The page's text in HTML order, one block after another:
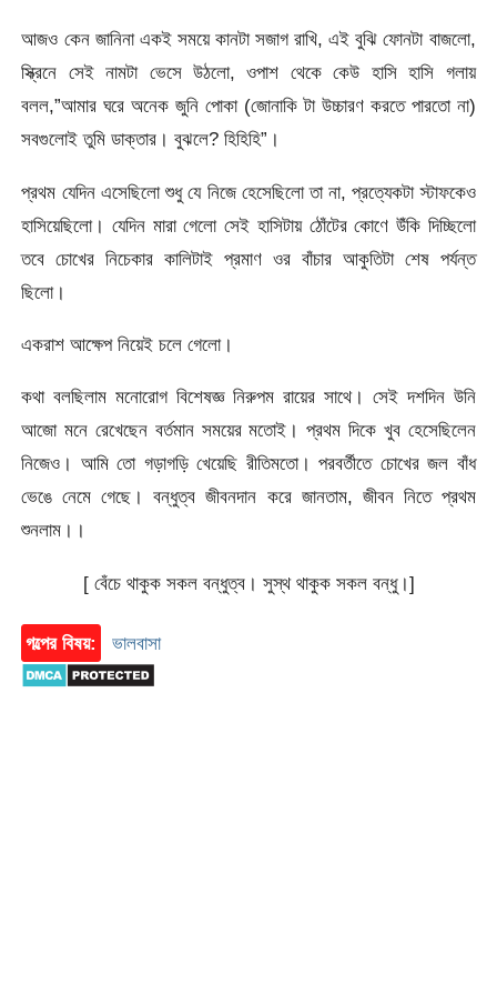
আজও কেন জানিনা একই সময়ে কানটা সজাগ রাখি, এই বুঝি ফোনটা বাজলো,
স্ক্রিনে সেই নামটা ভেসে উঠলো, ওপাশ থেকে কেউ হাসি হাসি গলায়
বলল,”আমার ঘরে অনেক জুনি পোকা (জোনাকি টা উচ্চারণ করতে পারতো না)
সবগুলোই তুমি ডাক্তার। বুঝলে? হিহিহি”।
প্রথম যেদিন এসেছিলো শুধু যে নিজে হেসেছিলো তা না, প্রত্যেকটা স্টাফকেও
হাসিয়েছিলো। যেদিন মারা গেলো সেই হাসিটায় ঠোঁটের কোণে উঁকি দিচ্ছিলো
তবে চোখের নিচেকার কালিটাই প্রমাণ ওর বাঁচার আকুতিটা শেষ পর্যন্ত
ছিলো।
একরাশ আক্ষেপ নিয়েই চলে গেলো।
কথা বলছিলাম মনোরোগ বিশেষজ্ঞ নিরুপম রায়ের সাথে। সেই দশদিন উনি
আজো মনে রেখেছেন বর্তমান সময়ের মতোই। প্রথম দিকে খুব হেসেছিলেন
নিজেও। আমি তো গড়াগড়ি খেয়েছি রীতিমতো। পরবর্তীতে চোখের জল বাঁধ
ভেঙে নেমে গেছে। বন্ধুত্ব জীবনদান করে জানতাম, জীবন নিতে প্রথম
শুনলাম।।
[ বেঁচে থাকুক সকল বন্ধুত্ব। সুস্থ থাকুক সকল বন্ধু।]
গল্পের বিষয়: ভালবাসা